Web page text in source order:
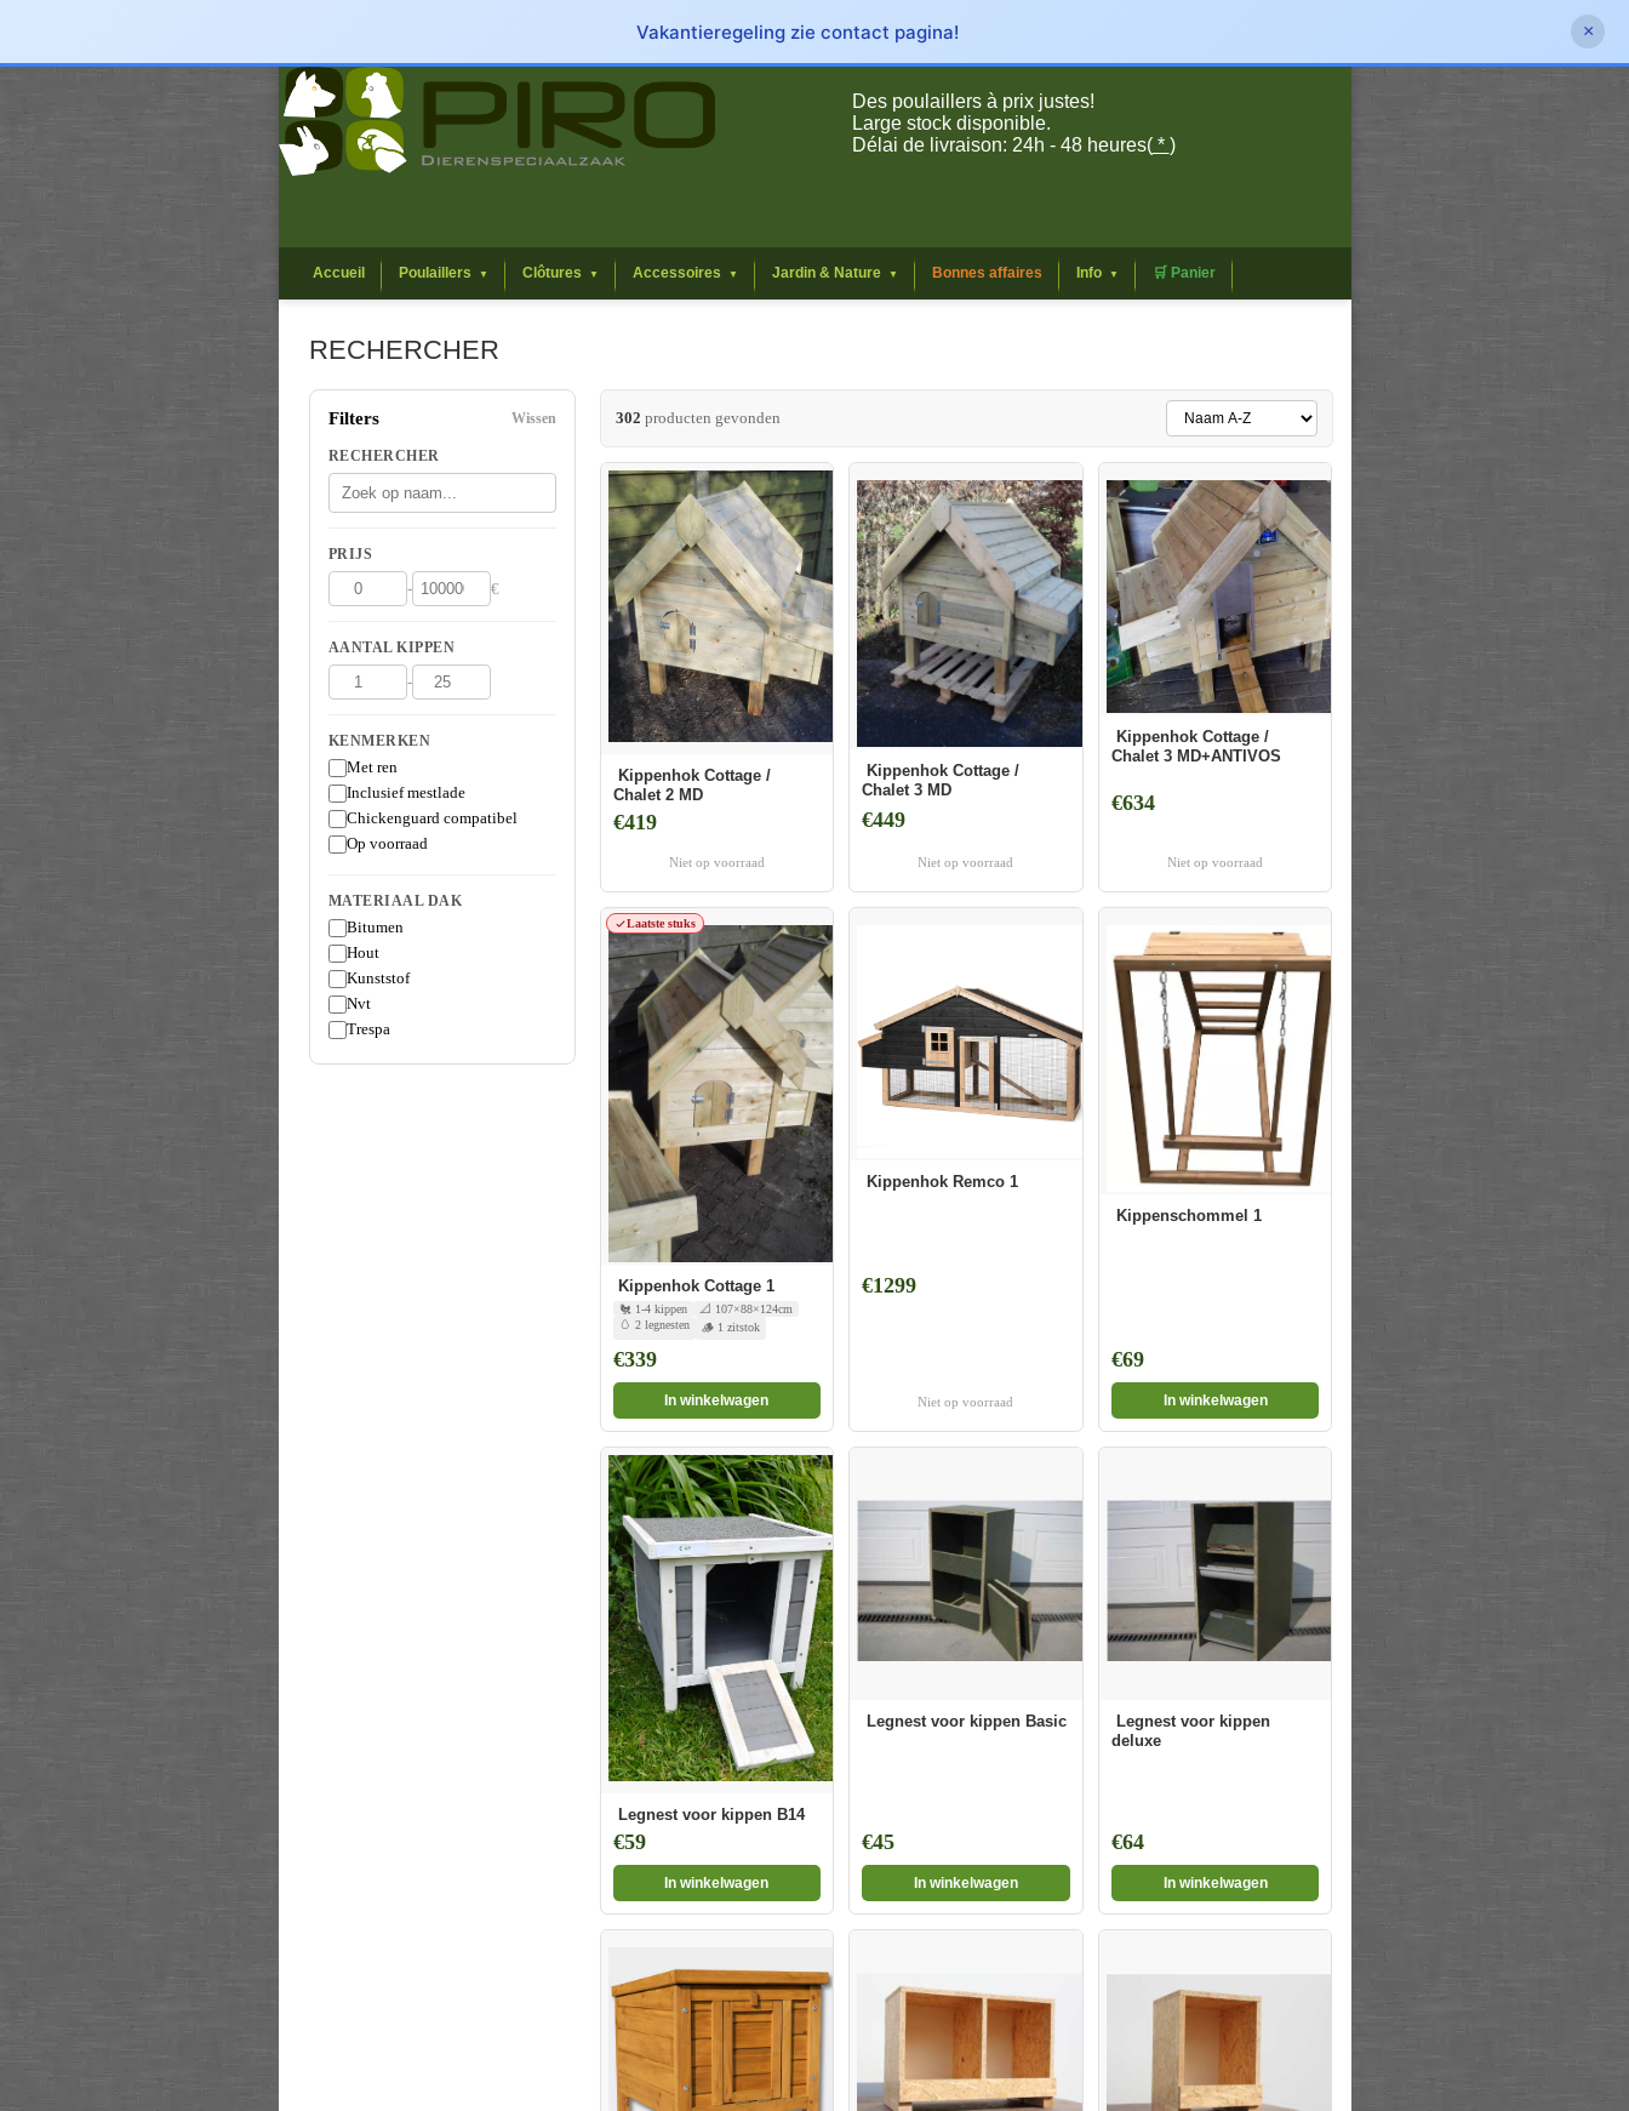
Vakantieregeling zie contact pagina! ×
Des poulaillers à prix justes!
Large stock disponible.
Délai de livraison: 24h - 48 heures(* )
Accueil Poulaillers ▼ Clôtures ▼ Accessoires ▼ Jardin & Nature ▼ Bonnes affaires Info ▼ 🛒 Panier
RECHERCHER
Filters Wissen
RECHERCHER
PRIJS
- €
AANTAL KIPPEN
-
KENMERKEN
Met ren
Inclusief mestlade
Chickenguard compatibel
Op voorraad
MATERIAAL DAK
Bitumen
Hout
Kunststof
Nvt
Trespa
302 producten gevonden
Kippenhok Cottage /
Chalet 2 MD
€419
Niet op voorraad
Kippenhok Cottage /
Chalet 3 MD
€449
Niet op voorraad
Kippenhok Cottage /
Chalet 3 MD+ANTIVOS
€634
Niet op voorraad
Laatste stuks
Kippenhok Cottage 1
🐔 1-4 kippen
📐 107×88×124cm
🥚 2 legnesten
🪵 1 zitstok
€339
In winkelwagen
Kippenhok Remco 1
€1299
Niet op voorraad
Kippenschommel 1
€69
In winkelwagen
Legnest voor kippen B14
€59
In winkelwagen
Legnest voor kippen Basic
€45
In winkelwagen
Legnest voor kippen
deluxe
€64
In winkelwagen